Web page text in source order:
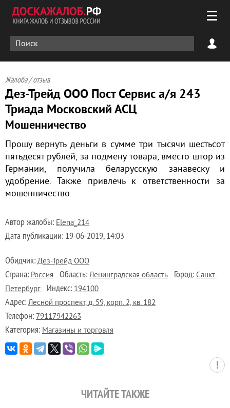
Жалоба / отзыв
Дез-Трейд ООО Пост Сервис а/я 243
Триада Московский АСЦ
Мошенничество
Прошу вернуть деньги в сумме три тысячи шестьсот
пятьдесят рублей, за подмену товара, вместо штор из
Германии, получила беларусскую занавеску и
удобрение. Также привлечь к ответственности за
мошенничество.
Автор жалобы: Elena_214
Дата публикации: 19-06-2019, 14:03
Обидчик: Дез-Трейд ООО
Страна: Россия Область: Ленинградская область Город: Санкт-
Петербург
Индекс: 194100
Адрес: Лесной проспект, д. 59, корп. 2, кв. 182
Телефон: 79117942263
Категория: Магазины и торговля
ЧИТАЙТЕ ТАКЖЕ